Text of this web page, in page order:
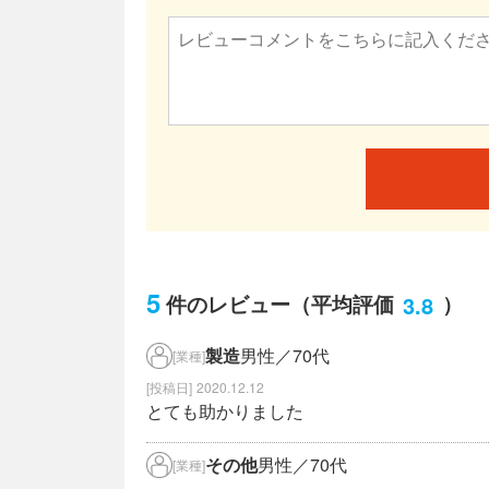
5件のレビュー （平均評価 3.8 ）
[業種]製造男性／70代
2020.12.12
とても助かりました
[業種]その他男性／70代